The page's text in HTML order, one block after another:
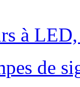
à
de